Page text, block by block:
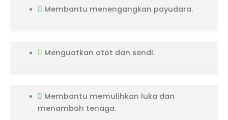
Membantu menengangkan payudara.
Menguatkan otot dan sendi.
Membantu memulihkan luka dan
menambah tenaga.